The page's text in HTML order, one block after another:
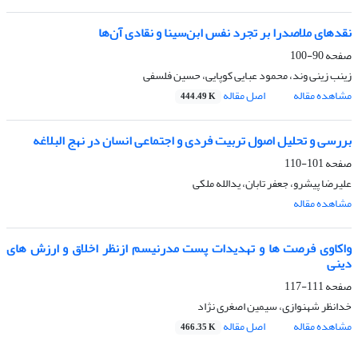
نقدهای ملاصدرا بر تجرد نفس ابن‌سینا و نقادی آن‌ها
صفحه90-100
زینب زینی وند، محمود عبایی کوپایی، حسین فلسفی
مشاهده مقاله
اصل مقاله 444.49 K
بررسی و تحلیل اصول تربیت فردی و اجتماعی انسان در نهج البلاغه
صفحه101-110
علیرضا پیشرو، جعفر تابان، یدالله ملکی
مشاهده مقاله
واکاوی فرصت ها و تهدیدات پست مدرنیسم ازنظر اخلاق و ارزش های
دینی
صفحه111-117
خدانظر شهنوازی، سیمین اصغری نژاد
مشاهده مقاله
اصل مقاله 466.35 K